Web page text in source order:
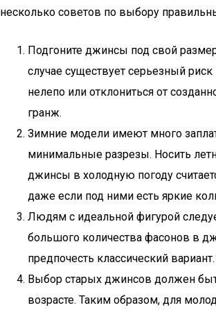
несколько советов по выбору
Подгоните джинсы под свой
случае существует серьезный
нелепо или отклониться от
гранж.
Зимние модели имеют много
минимальные разрезы. Носить
джинсы в холодную погоду
даже если под ними есть яркие
Людям с идеальной фигурой
большого количества фасонов в
предпочесть классический вариант.
Выбор старых джинсов должен
возрасте. Таким образом, для